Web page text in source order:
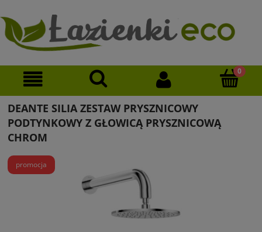
DEANTE SILIA ZESTAW PRYSZNICOWY
PODTYNKOWY Z GŁOWICĄ PRYSZNICOWĄ
CHROM
promocja